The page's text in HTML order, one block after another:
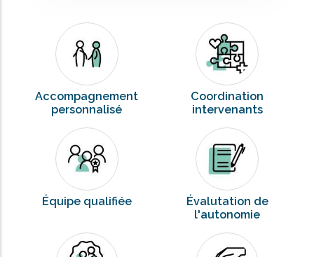
Accompagnement
personnalisé
Coordination
intervenants
Équipe qualifiée
Évalutation de
l'autonomie